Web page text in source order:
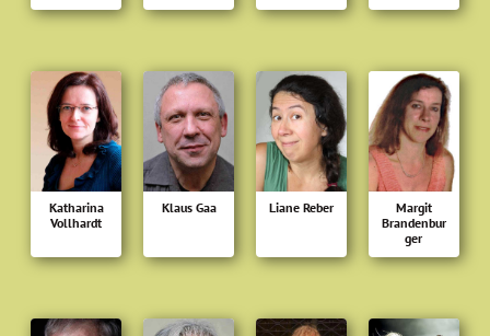
Katharina
Vollhardt
Klaus Gaa Liane Reber
Margit
Brandenbur
ger